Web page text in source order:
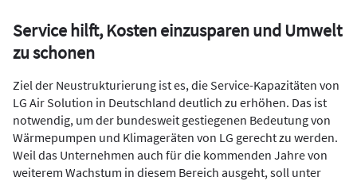
Service hilft, Kosten einzusparen und Umwelt
zu schonen
Ziel der Neustrukturierung ist es, die Service-Kapazitäten von
LG Air Solution in Deutschland deutlich zu erhöhen. Das ist
notwendig, um der bundesweit gestiegenen Bedeutung von
Wärmepumpen und Klimageräten von LG gerecht zu werden.
Weil das Unternehmen auch für die kommenden Jahre von
weiterem Wachstum in diesem Bereich ausgeht, soll unter